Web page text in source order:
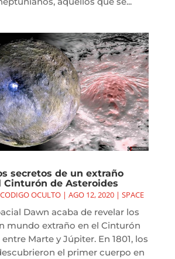
secretos de un extraño
Cinturón de Asteroides
OCULTO| AGO 12, 2020| SPACE
Dawn acaba de revelar los
mundo extraño en el Cinturón
Marte y Júpiter. En 1801, los
el primer cuerpo en